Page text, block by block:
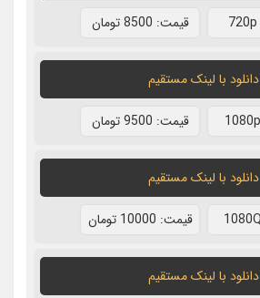
قيمت: 8500 تومان
دانلود با لينک مستقيم
قيمت: 9500 تومان
دانلود با لينک مستقيم
قيمت: 10000 تومان
دانلود با لينک مستقيم